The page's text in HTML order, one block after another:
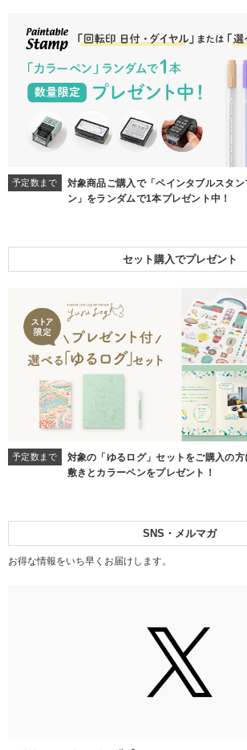
予定数まで
対象商品ご購入で「ペインタブルスタ
ン」をランダムで1本プレゼント中！
セット購入でプレゼント
予定数まで
対象の「ゆるログ」セットをご購入の
敷きとカラーペンをプレゼント！
SNS・メルマガ
お得な情報をいち早くお届けします。